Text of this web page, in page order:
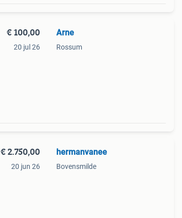
€ 100,00
20 jul 26
Arne
Rossum
€ 2.750,00
20 jun 26
hermanvanee
Bovensmilde